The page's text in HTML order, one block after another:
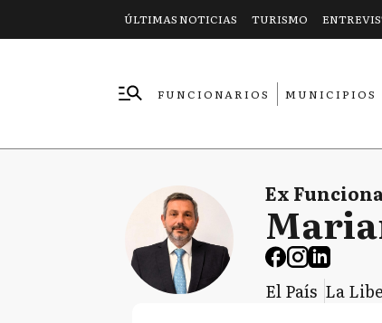
ÚLTIMAS NOTICIAS TURISMO
FUNCIONARIOS
MUNICIPIOS
Ex
El País La